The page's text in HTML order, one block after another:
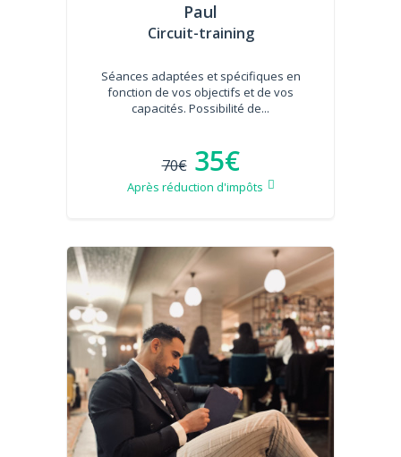
Paul
Circuit-training
Séances adaptées et spécifiques en
fonction de vos objectifs et de vos
capacités. Possibilité de...
70€ 35€
Après réduction d'impôts